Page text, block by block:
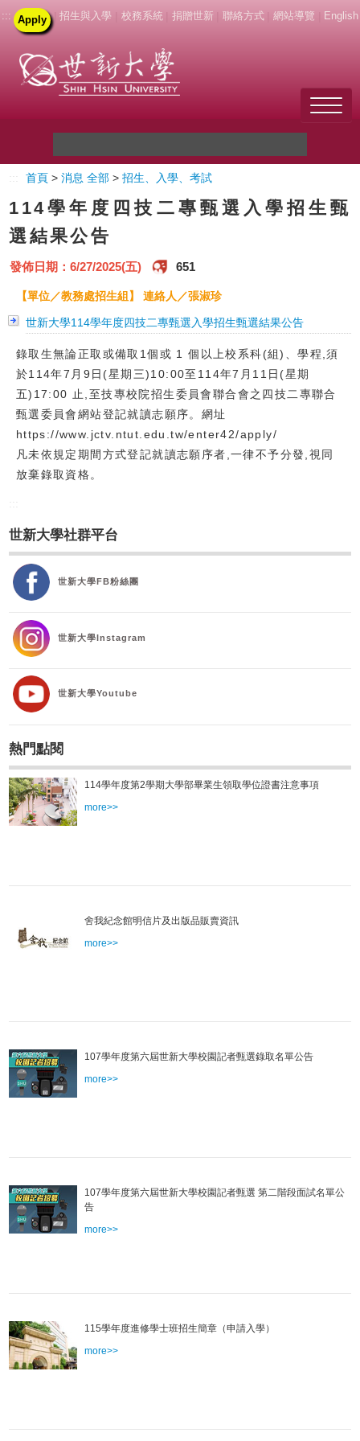
::: Apply | 招生與入學 校務系統 捐贈世新 聯絡方式 網站導覽 English
關於世新
未來學生
新生
在校生
校友
媒體
首頁 >消息 全部 >招生、入學、考試
114學年度四技二專甄選入學招生甄
選結果公告
發佈日期：6/27/2025(五) 651
【單位／教務處招生組】 連絡人／張淑珍
世新大學114學年度四技二專甄選入學招生甄選結果公告
錄取生無論正取或備取1個或 1 個以上校系科(組)、學程,須
於114年7月9日(星期三)10:00至114年7月11日(星期
五)17:00 止,至技專校院招生委員會聯合會之四技二專聯合
甄選委員會網站登記就讀志願序。網址
https://www.jctv.ntut.edu.tw/enter42/apply/
凡未依規定期間方式登記就讀志願序者,一律不予分發,視同
放棄錄取資格。
世新大學社群平台
世新大學FB粉絲團
世新大學Instagram
世新大學Youtube
熱門點閱
114學年度第2學期大學部畢業生領取學位證書注意事項
more>>
舍我紀念館明信片及出版品販賣資訊
more>>
107學年度第六屆世新大學校園記者甄選錄取名單公告
more>>
107學年度第六屆世新大學校園記者甄選 第二階段面試名單公
告
more>>
115學年度進修學士班招生簡章（申請入學）
more>>